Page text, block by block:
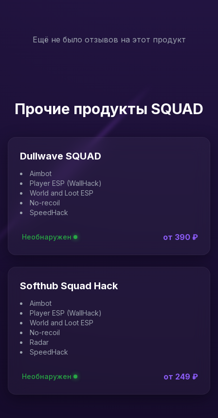
Ещё не было отзывов на этот продукт
Прочие продукты SQUAD
Dullwave SQUAD
Aimbot
Player ESP (WallHack)
World and Loot ESP
No-recoil
SpeedHack
Необнаружен от 390 ₽
Softhub Squad Hack
Aimbot
Player ESP (WallHack)
World and Loot ESP
No-recoil
Radar
SpeedHack
Необнаружен от 249 ₽